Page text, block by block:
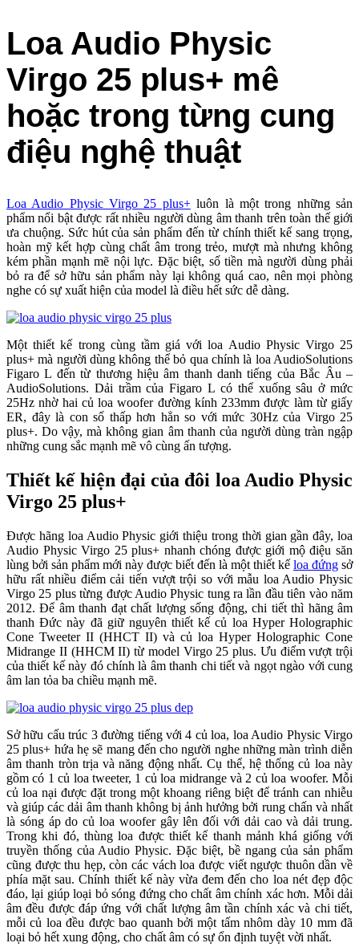
Loa Audio Physic
Virgo 25 plus+ mê
hoặc trong từng cung
điệu nghệ thuật
Loa Audio Physic Virgo 25 plus+luôn là một trong những sản
phẩm nổi bật được rất nhiều người dùng âm thanh trên toàn thế giới
ưa chuộng. Sức hút của sản phẩm đến từ chính thiết kế sang trọng,
hoàn mỹ kết hợp cùng chất âm trong trẻo, mượt mà nhưng không
kém phần mạnh mẽ nội lực. Đặc biệt, số tiền mà người dùng phải
bỏ ra để sở hữu sản phẩm này lại không quá cao, nên mọi phòng
nghe có sự xuất hiện của model là điều hết sức dễ dàng.
Một thiết kế trong cùng tầm giá với loa Audio Physic Virgo 25
plus+ mà người dùng không thể bỏ qua chính là loa AudioSolutions
Figaro L đến từ thương hiệu âm thanh danh tiếng của Bắc Âu –
AudioSolutions. Dải trầm của Figaro L có thể xuống sâu ở mức
25Hz nhờ hai củ loa woofer đường kính 233mm được làm từ giấy
ER, đây là con số thấp hơn hẳn so với mức 30Hz của Virgo 25
plus+. Do vậy, mà không gian âm thanh của người dùng tràn ngập
những cung sắc mạnh mẽ vô cùng ấn tượng.
Thiết kế hiện đại của đôi loa Audio Physic
Virgo 25 plus+
Được hãng loa Audio Physic giới thiệu trong thời gian gần đây, loa
Audio Physic Virgo 25 plus+ nhanh chóng được giới mộ điệu săn
lùng bởi sản phẩm mới này được biết đến là một thiết kế loa đứng sở
hữu rất nhiều điểm cải tiến vượt trội so với mẫu loa Audio Physic
Virgo 25 plus từng được Audio Physic tung ra lần đầu tiên vào năm
2012. Để âm thanh đạt chất lượng sống động, chi tiết thì hãng âm
thanh Đức này đã giữ nguyên thiết kế củ loa Hyper Holographic
Cone Tweeter II (HHCT II) và củ loa Hyper Holographic Cone
Midrange II (HHCM II) từ model Virgo 25 plus. Ưu điểm vượt trội
của thiết kế này đó chính là âm thanh chi tiết và ngọt ngào với cung
âm lan tỏa ba chiều mạnh mẽ.
Sở hữu cấu trúc 3 đường tiếng với 4 củ loa, loa Audio Physic Virgo
25 plus+ hứa hẹ sẽ mang đến cho người nghe những màn trình diễn
âm thanh tròn trịa và năng động nhất. Cụ thể, hệ thống củ loa này
gồm có 1 củ loa tweeter, 1 củ loa midrange và 2 củ loa woofer. Mỗi
củ loa nại được đặt trong một khoang riêng biệt để tránh can nhiễu
và giúp các dải âm thanh không bị ảnh hưởng bởi rung chấn và nhất
là sóng áp do củ loa woofer gây lên đối với dải cao và dải trung.
Trong khi đó, thùng loa được thiết kế thanh mảnh khá giống với
truyền thống của Audio Physic. Đặc biệt, bề ngang của sản phẩm
cũng được thu hẹp, còn các vách loa được viết ngược thuôn dần về
phía mặt sau. Chính thiết kế này vừa đem đến cho loa nét đẹp độc
đáo, lại giúp loại bỏ sóng đứng cho chất âm chính xác hơn. Mỗi dải
âm đều được đáp ứng với chất lượng âm tần chính xác và chi tiết,
mỗi củ loa đều được bao quanh bởi một tấm nhôm dày 10 mm đã
loại bỏ hết xung động, cho chất âm có sự ổn định tuyệt vời nhất.